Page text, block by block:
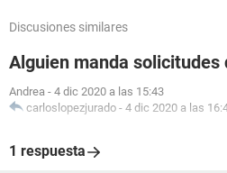
Discusiones similares
Alguien manda solicitudes
Andrea - 4 dic 2020 a las 15:43
carloslopezjurado - 4 dic 2020 a las
1 respuesta